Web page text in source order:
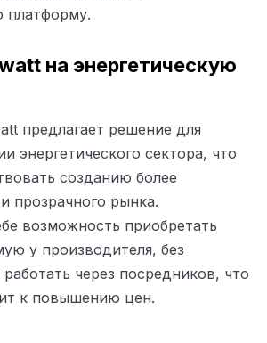
платформу.
на энергетическую
предлагает решение для
энергетического сектора, что
созданию более
прозрачного рынка.
возможность приобретать
у производителя, без
через посредников, что
к повышению цен.